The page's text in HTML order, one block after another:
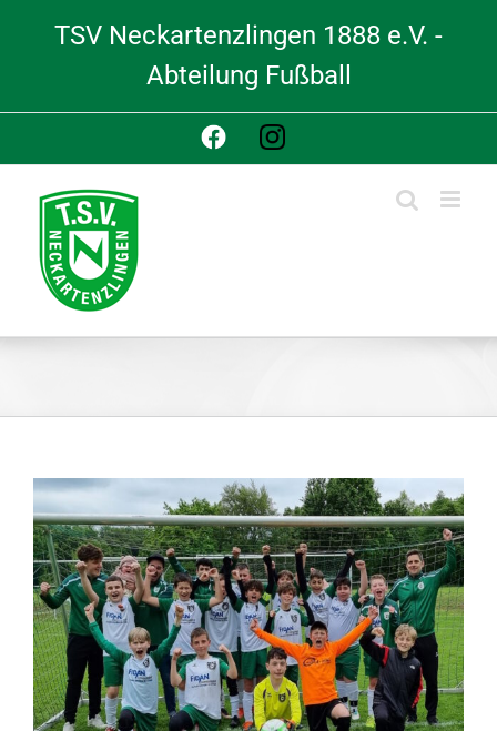
TSV Neckartenzlingen 1888 e.V. -
Abteilung Fußball
FacebookInstagram
View
Larger
Image